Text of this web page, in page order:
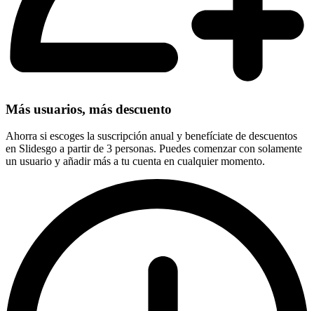
Más usuarios, más descuento
Ahorra si escoges la suscripción anual y benefíciate de descuentos
en Slidesgo a partir de 3 personas. Puedes comenzar con solamente
un usuario y añadir más a tu cuenta en cualquier momento.